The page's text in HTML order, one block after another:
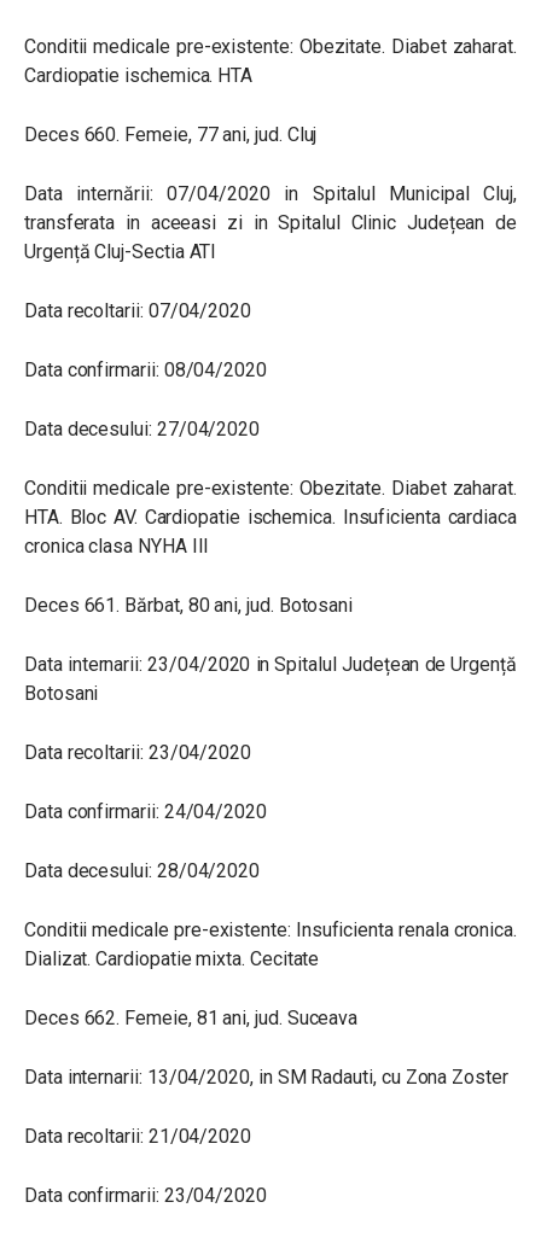
Conditii medicale pre-existente: Obezitate. Diabet zaharat.
Cardiopatie ischemica. HTA
Deces 660. Femeie, 77 ani, jud. Cluj
Data internării: 07/04/2020 in Spitalul Municipal Cluj,
transferata in aceeasi zi in Spitalul Clinic Județean de
Urgență Cluj-Sectia ATI
Data recoltarii: 07/04/2020
Data confirmarii: 08/04/2020
Data decesului: 27/04/2020
Conditii medicale pre-existente: Obezitate. Diabet zaharat.
HTA. Bloc AV. Cardiopatie ischemica. Insuficienta cardiaca
cronica clasa NYHA III
Deces 661. Bărbat, 80 ani, jud. Botosani
Data internarii: 23/04/2020 in Spitalul Județean de Urgență
Botosani
Data recoltarii: 23/04/2020
Data confirmarii: 24/04/2020
Data decesului: 28/04/2020
Conditii medicale pre-existente: Insuficienta renala cronica.
Dializat. Cardiopatie mixta. Cecitate
Deces 662. Femeie, 81 ani, jud. Suceava
Data internarii: 13/04/2020, in SM Radauti, cu Zona Zoster
Data recoltarii: 21/04/2020
Data confirmarii: 23/04/2020